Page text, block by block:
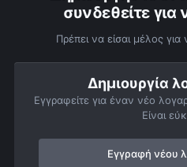
συνδεθείτε για
Πρέπει να είσαι μέλος
Δημιουργία
Εγγραφείτε για έναν νέο
Είναι
Εγγραφή νέου